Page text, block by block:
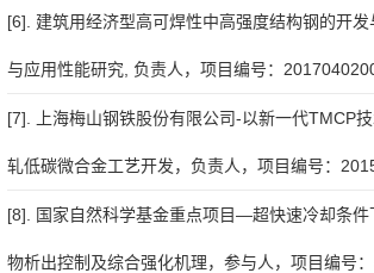
[6]. 建筑用经济型高可焊性中高强度结构钢的开
与应用性能研究, 负责人，项目编号：
[7]. 上海梅山钢铁股份有限公司-以新一代TMCP
轧低碳微合金工艺开发，负责人，项目编号：
[8]. 国家自然科学基金重点项目—超快速冷却条件
物析出控制及综合强化机理，参与人，项目编号